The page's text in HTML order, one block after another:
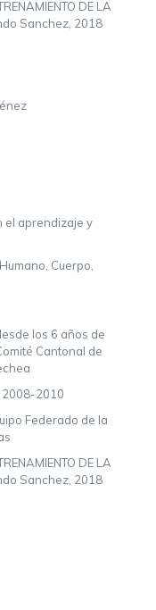
DE LA
Sanchez, 2018
el aprendizaje y
Cuerpo,
los 6 años de
Cantonal de
2008-2010
Federado de la
DE LA
Sanchez, 2018